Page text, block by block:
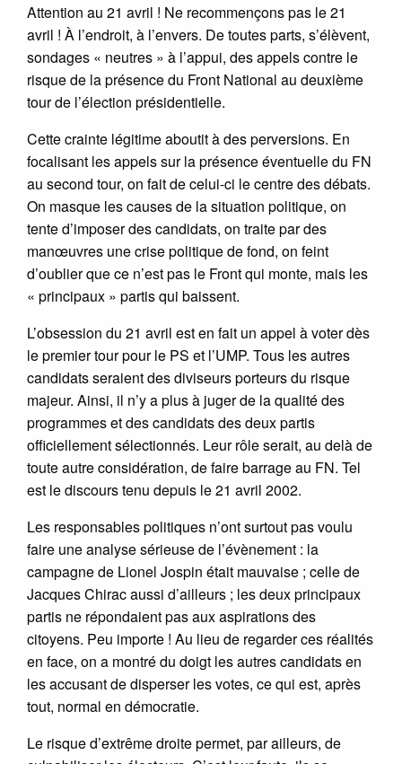
Attention au 21 avril ! Ne recommençons pas le 21
avril ! À l’endroit, à l’envers. De toutes parts, s’élèvent,
sondages « neutres » à l’appui, des appels contre le
risque de la présence du Front National au deuxième
tour de l’élection présidentielle.
Cette crainte légitime aboutit à des perversions. En
focalisant les appels sur la présence éventuelle du FN
au second tour, on fait de celui-ci le centre des débats.
On masque les causes de la situation politique, on
tente d’imposer des candidats, on traite par des
manœuvres une crise politique de fond, on feint
d’oublier que ce n’est pas le Front qui monte, mais les
« principaux » partis qui baissent.
L’obsession du 21 avril est en fait un appel à voter dès
le premier tour pour le PS et l’UMP. Tous les autres
candidats seraient des diviseurs porteurs du risque
majeur. Ainsi, il n’y a plus à juger de la qualité des
programmes et des candidats des deux partis
officiellement sélectionnés. Leur rôle serait, au delà de
toute autre considération, de faire barrage au FN. Tel
est le discours tenu depuis le 21 avril 2002.
Les responsables politiques n’ont surtout pas voulu
faire une analyse sérieuse de l’évènement : la
campagne de Lionel Jospin était mauvaise ; celle de
Jacques Chirac aussi d’ailleurs ; les deux principaux
partis ne répondaient pas aux aspirations des
citoyens. Peu importe ! Au lieu de regarder ces réalités
en face, on a montré du doigt les autres candidats en
les accusant de disperser les votes, ce qui est, après
tout, normal en démocratie.
Le risque d’extrême droite permet, par ailleurs, de